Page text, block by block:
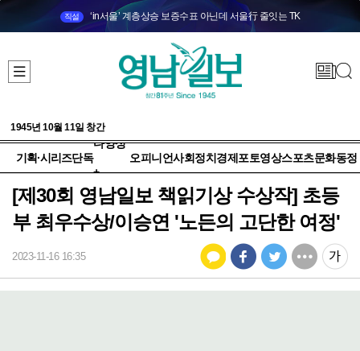
직설 ‘in서울’ 계층상승 보증수표 아닌데 서울行 줄잇는 TK
1945년 10월 11일 창간
기획·시리즈단독
다양성
+
오피니언사회정치 경제 포토영상스포츠문화동정
[제30회 영남일보 책읽기상 수상작] 초등
부 최우수상/이승연 '노든의 고단한 여정'
2023-11-16 16:35